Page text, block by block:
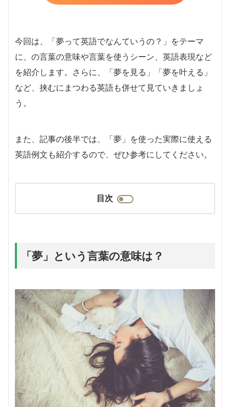
今回は、「夢って英語でなんていうの？」をテーマ
に、の言葉の意味や言葉を使うシーン、英語表現など
を紹介します。さらに、「夢を見る」「夢を叶える」
など、挟むにまつわる英語も併せて見ていきましょ
う。
また、記事の後半では、「夢」を使った実際に使える
英語例文も紹介するので、ぜひ参考にしてください。
目次
「夢」という言葉の意味は？